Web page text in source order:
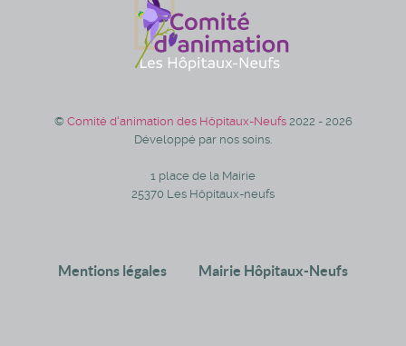
© Comité d'animation des Hôpitaux-Neufs 2022 - 2026
Développé par nos soins.
1 place de la Mairie
25370 Les Hôpitaux-neufs
Mentions légales Mairie Hôpitaux-Neufs